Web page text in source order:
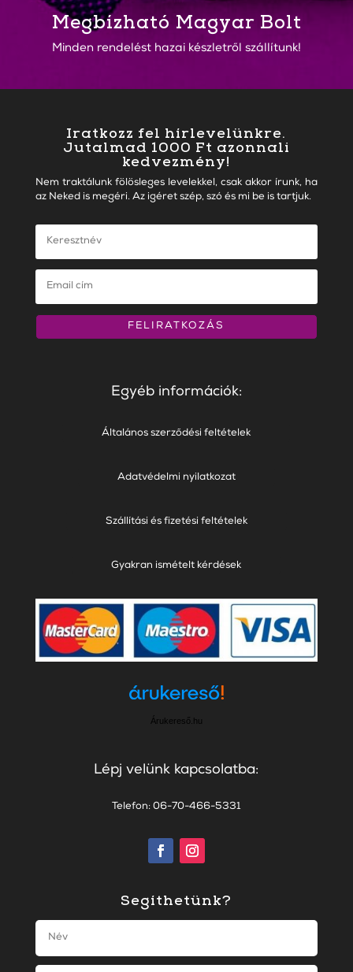
Megbízható Magyar Bolt
Minden rendelést hazai készletről szállítunk!
Iratkozz fel hírlevelünkre.
Jutalmad 1000 Ft azonnali
kedvezmény!
Nem traktálunk fölösleges levelekkel, csak akkor írunk, ha
az Neked is megéri. Az igéret szép, szó és mi be is tartjuk.
FELIRATKOZÁS
Egyéb információk:
Általános szerződési feltételek
Adatvédelmi nyilatkozat
Szállítási és fizetési feltételek
Gyakran ismételt kérdések
Árukereső.hu
Lépj velünk kapcsolatba:
Telefon: 06-70-466-5331
Segíthetünk?